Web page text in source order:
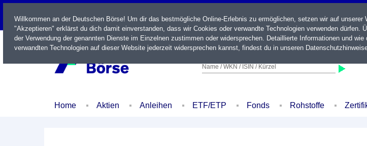
LIVE
Name / WKN / ISIN / Kürzel
Home Aktien Anleihen ETF/ETP Fonds Rohstoffe
Willkommen an der Deutschen Börse! Um dir das bestmögliche Online-Erlebnis zu ermöglichen, setzen wir auf
"Akzeptieren" erklärst du dich damit einverstanden, dass wir Cookies oder verwandte Technologien verwenden dürfen.
der Verwendung der genannten Dienste im Einzelnen zustimmen oder widersprechen. Detaillierte Informationen und wie
verwandten Technologien auf dieser Website jederzeit widersprechen kannst, findest du in unseren